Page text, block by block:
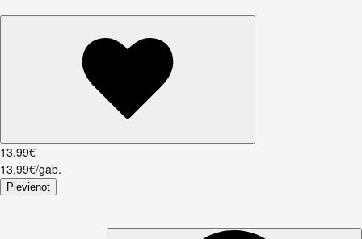
13.99€
13,99€/gab.
Pievienot